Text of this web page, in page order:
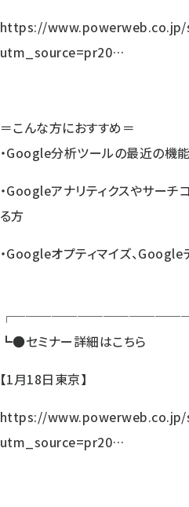
https://www.powerweb.co.jp/
utm_source=pr20…
＝こんな方におすすめ＝
・Google分析ツールの最近の機
・Googleアナリティクスやサーチ
る方
・Googleオプティマイズ、
┗●セミナー詳細はこちら
【1月18日東京】
https://www.powerweb.co.jp/
utm_source=pr20…